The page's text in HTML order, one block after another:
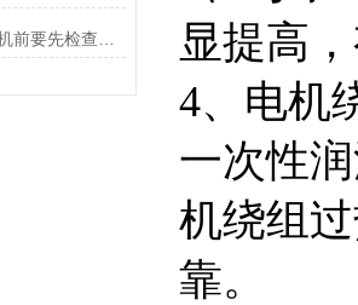
显提高
4、电机
一次性
机绕组
靠。